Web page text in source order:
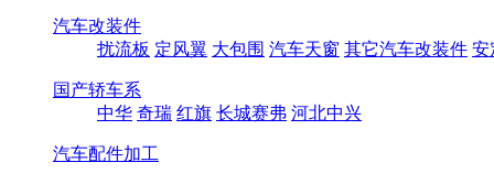
汽车改装件
扰流板 定风翼 大包围 汽车天窗 其它汽车改装件 安
国产轿车系
中华 奇瑞 红旗 长城赛弗 河北中兴
汽车配件加工